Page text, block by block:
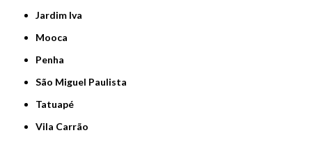
Jardim Iva
Mooca
Penha
São Miguel Paulista
Tatuapé
Vila Carrão